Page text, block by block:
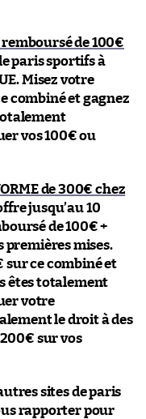
de 100€
paris sportifs à
Misez votre
combiné et gagnez
vos 100€ ou
de 300€ chez
jusqu’au 10
de 100€ +
premières mises.
sur ce combiné et
êtes totalement
votre
le droit à des
sur vos
sites de paris
rapporter pour